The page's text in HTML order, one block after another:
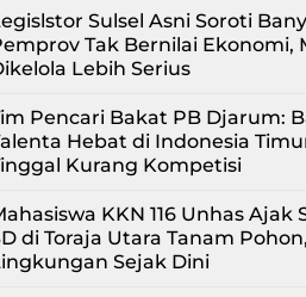
Sulsel Asni Soroti
Tak Bernilai Ekonomi,
Lebih Serius
Pencari Bakat PB Djarum:
Hebat di Indonesia
Kurang Kompetisi
KKN 116 Unhas Ajak
di Toraja Utara Tanam
Sejak Dini